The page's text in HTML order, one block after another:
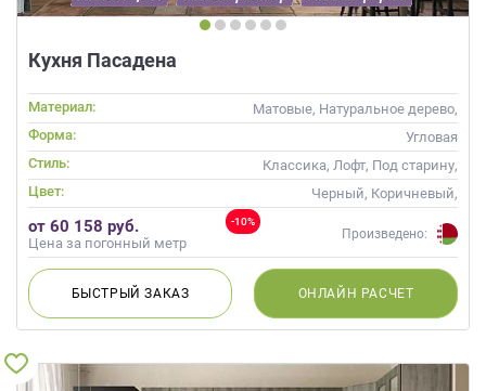
Кухня Пасадена
Материал:
Матовые, Натуральное дерево,
Стекло, Массив
Форма:
Угловая
Стиль:
Классика, Лофт, Под старину,
Прованс
Цвет:
Черный, Коричневый,
Капучино
-10%
от 60 158 руб.
Цена за погонный метр
Произведено:
БЫСТРЫЙЗАКАЗ ОНЛАЙН РАСЧЕТ